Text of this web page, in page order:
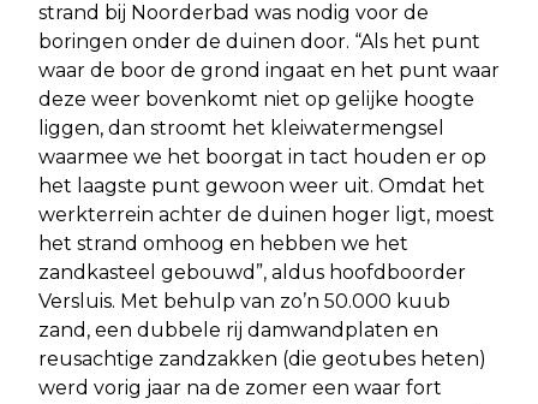
strand bij Noorderbad was nodig voor de
boringen onder de duinen door. “Als het punt
waar de boor de grond ingaat en het punt waar
deze weer bovenkomt niet op gelijke hoogte
liggen, dan stroomt het kleiwatermengsel
waarmee we het boorgat in tact houden er op
het laagste punt gewoon weer uit. Omdat het
werkterrein achter de duinen hoger ligt, moest
het strand omhoog en hebben we het
zandkasteel gebouwd”, aldus hoofdboorder
Versluis. Met behulp van zo’n 50.000 kuub
zand, een dubbele rij damwandplaten en
reusachtige zandzakken (die geotubes heten)
werd vorig jaar na de zomer een waar fort